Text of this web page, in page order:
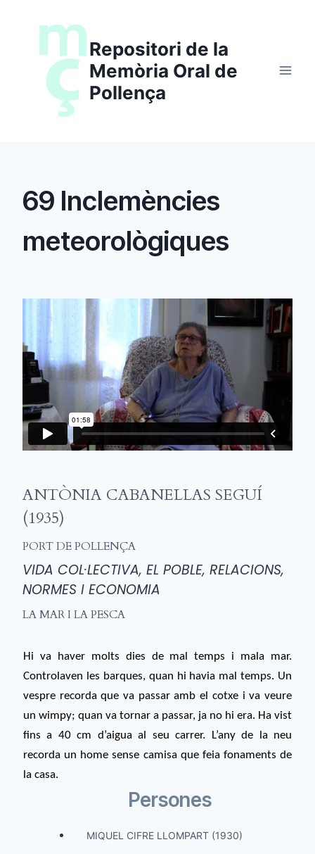
Repositori de la
Memòria Oral de
Pollença
69 Inclemències
meteorològiques
ANTÒNIA CABANELLAS SEGUÍ
(1935)
PORT DE POLLENÇA
VIDA COL·LECTIVA, EL POBLE, RELACIONS,
NORMES I ECONOMIA
LA MAR I LA PESCA
Hi va haver molts dies de mal temps i mala mar.
Controlaven les barques, quan hi havia mal temps. Un
vespre recorda que va passar amb el cotxe i va veure
un wimpy; quan va tornar a passar, ja no hi era. Ha vist
fins a 40 cm d’aigua al seu carrer. L’any de la neu
recorda un home sense camisa que feia fonaments de
la casa.
Persones
MIQUEL CIFRE LLOMPART (1930)